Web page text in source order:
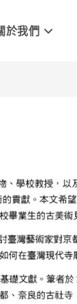
於我們